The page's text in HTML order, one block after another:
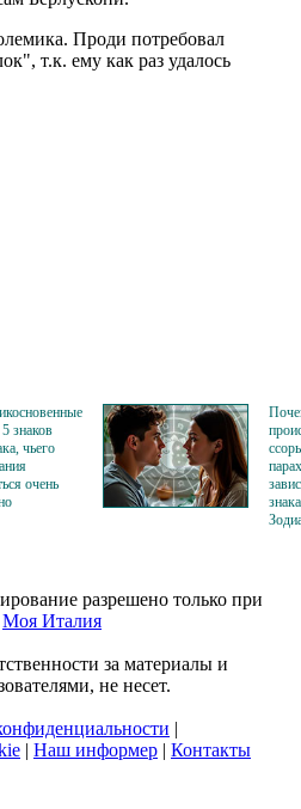
Проди потребовал
т.к. ему как раз удалось
знаков
чьего
очень
знака
разрешено только при
Моя Италия
за материалы и
не несет.
|
| Наш информер | Контакты